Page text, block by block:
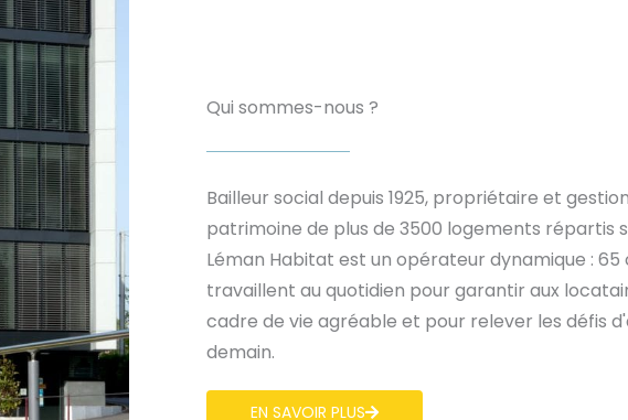
Qui sommes-nous ?
Bailleur social depuis 1925, propriétaire et
patrimoine de plus de 3500 logements répartis
Léman Habitat est un opérateur dynamique :
travaillent au quotidien pour garantir aux
cadre de vie agréable et pour relever les défis
demain.
EN SAVOIR PLUS